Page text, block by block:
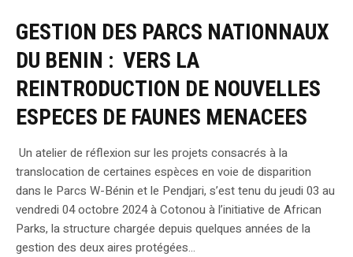
GESTION DES PARCS NATIONNAUX
DU BENIN : VERS LA
REINTRODUCTION DE NOUVELLES
ESPECES DE FAUNES MENACEES
Un atelier de réflexion sur les projets consacrés à la
translocation de certaines espèces en voie de disparition
dans le Parcs W-Bénin et le Pendjari, s’est tenu du jeudi 03 au
vendredi 04 octobre 2024 à Cotonou à l’initiative de African
Parks, la structure chargée depuis quelques années de la
gestion des deux aires protégées...